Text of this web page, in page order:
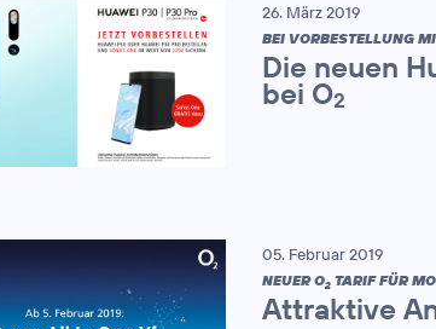
26. März 2019
BEI VORBESTELLUNG
Die neuen
bei O2
05. Februar 2019
NEUER O2 TARIF FÜR
Attraktive